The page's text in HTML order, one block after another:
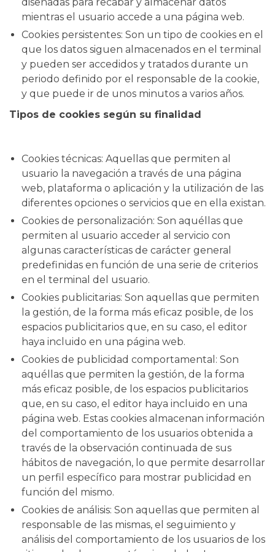
diseñadas para recabar y almacenar datos
mientras el usuario accede a una página web.
Cookies persistentes: Son un tipo de cookies en el
que los datos siguen almacenados en el terminal
y pueden ser accedidos y tratados durante un
periodo definido por el responsable de la cookie,
y que puede ir de unos minutos a varios años.
Tipos de cookies según su finalidad
Cookies técnicas: Aquellas que permiten al
usuario la navegación a través de una página
web, plataforma o aplicación y la utilización de las
diferentes opciones o servicios que en ella existan.
Cookies de personalización: Son aquéllas que
permiten al usuario acceder al servicio con
algunas características de carácter general
predefinidas en función de una serie de criterios
en el terminal del usuario.
Cookies publicitarias: Son aquellas que permiten
la gestión, de la forma más eficaz posible, de los
espacios publicitarios que, en su caso, el editor
haya incluido en una página web.
Cookies de publicidad comportamental: Son
aquéllas que permiten la gestión, de la forma
más eficaz posible, de los espacios publicitarios
que, en su caso, el editor haya incluido en una
página web. Estas cookies almacenan información
del comportamiento de los usuarios obtenida a
través de la observación continuada de sus
hábitos de navegación, lo que permite desarrollar
un perfil específico para mostrar publicidad en
función del mismo.
Cookies de análisis: Son aquellas que permiten al
responsable de las mismas, el seguimiento y
análisis del comportamiento de los usuarios de los